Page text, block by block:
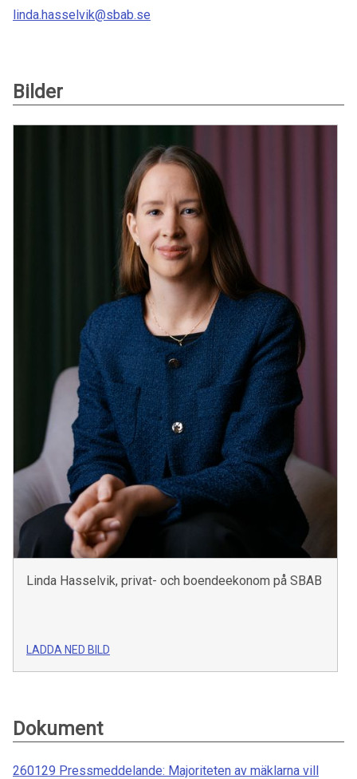
linda.hasselvik@sbab.se
Bilder
Linda Hasselvik, privat- och boendeekonom på SBAB
LADDA NED BILD
Dokument
260129 Pressmeddelande: Majoriteten av mäklarna vill